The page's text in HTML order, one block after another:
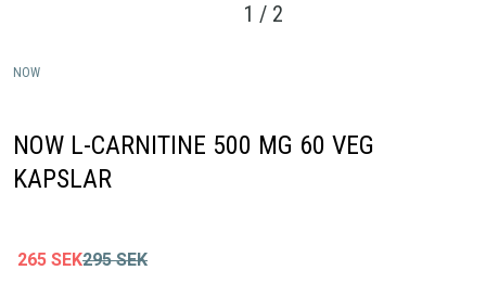
1 / 2
NOW
NOW L-CARNITINE 500 MG 60 VEG
KAPSLAR
265 SEK295 SEK